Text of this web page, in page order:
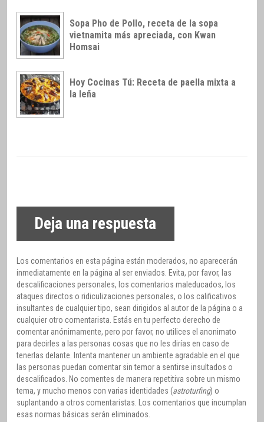
Sopa Pho de Pollo, receta de la sopa
vietnamita más apreciada, con Kwan
Homsai
Hoy Cocinas Tú: Receta de paella mixta a
la leña
Deja una respuesta
Los comentarios en esta página están moderados, no aparecerán
inmediatamente en la página al ser enviados. Evita, por favor, las
descalificaciones personales, los comentarios maleducados, los
ataques directos o ridiculizaciones personales, o los calificativos
insultantes de cualquier tipo, sean dirigidos al autor de la página o a
cualquier otro comentarista. Estás en tu perfecto derecho de
comentar anónimamente, pero por favor, no utilices el anonimato
para decirles a las personas cosas que no les dirías en caso de
tenerlas delante. Intenta mantener un ambiente agradable en el que
las personas puedan comentar sin temor a sentirse insultados o
descalificados. No comentes de manera repetitiva sobre un mismo
tema, y mucho menos con varias identidades (astroturfing) o
suplantando a otros comentaristas. Los comentarios que incumplan
esas normas básicas serán eliminados.